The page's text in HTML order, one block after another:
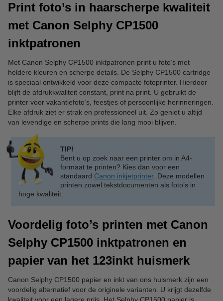
Print foto’s in haarscherpe kwaliteit
met Canon Selphy CP1500
inktpatronen
Met Canon Selphy CP1500 inktpatronen print u foto’s met
heldere kleuren en scherpe details. De Selphy CP1500 cartridge
is speciaal ontwikkeld voor deze compacte fotoprinter. Hierdoor
blijft de afdrukkwaliteit constant, print na print. U gebruikt de
printer voor vakantiefoto’s, feestjes of persoonlijke herinneringen.
Elke afdruk ziet er strak en professioneel uit. Zo geniet u altijd
van levendige en scherpe prints die lang mooi blijven.
TIP!
Bent u op zoek naar een printer om in A4-
formaat te printen? Kies dan voor een
standaard Canon inkjetprinter. Deze modellen
printen zowel tekstdocumenten als foto’s in
hoge kwaliteit.
Voordelig foto’s printen met Canon
Selphy CP1500 inktpatronen en
papier van het 123inkt huismerk
Canon Selphy CP1500 papier en inkt van ons huismerk zijn een
voordelig alternatief voor de originele varianten. U krijgt dezelfde